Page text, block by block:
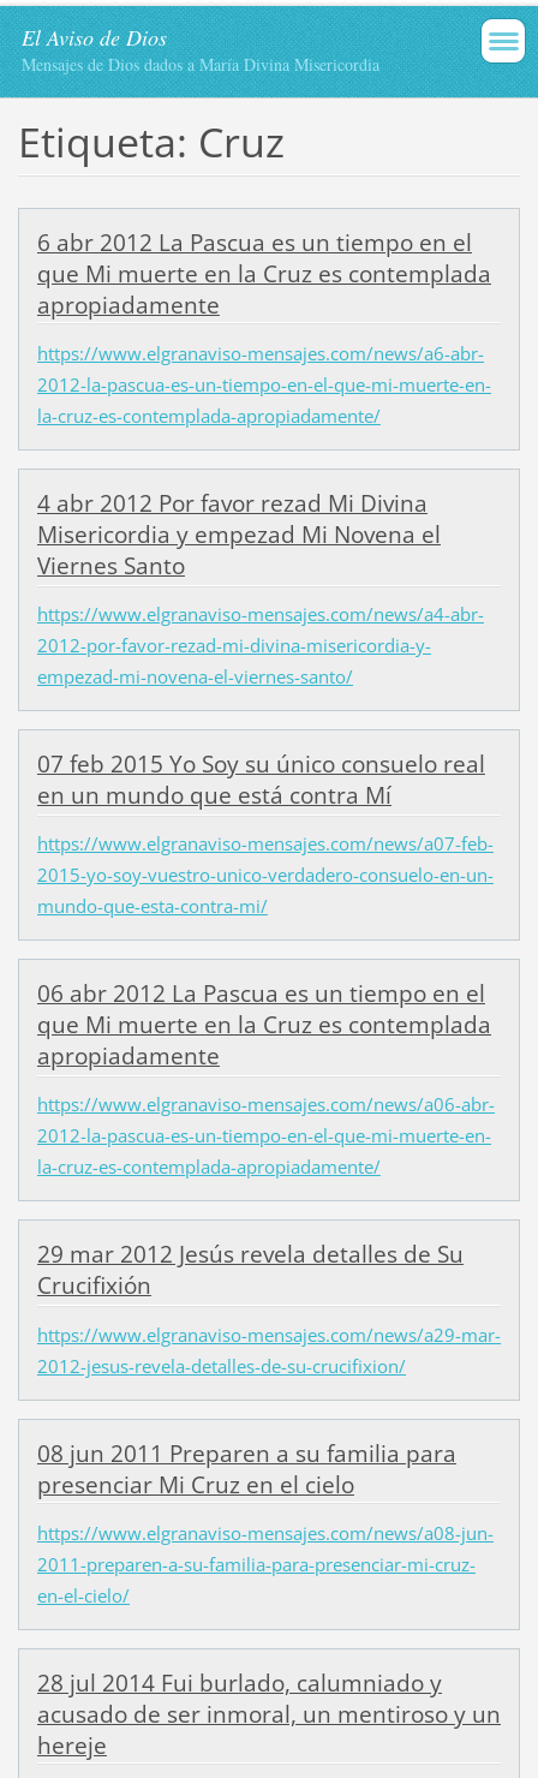
El Aviso de Dios
Mensajes de Dios dados a María Divina Misericordia
Etiqueta: Cruz
6 abr 2012 La Pascua es un tiempo en el
que Mi muerte en la Cruz es contemplada
apropiadamente
https://www.elgranaviso-mensajes.com/news/a6-abr-
2012-la-pascua-es-un-tiempo-en-el-que-mi-muerte-en-
la-cruz-es-contemplada-apropiadamente/
4 abr 2012 Por favor rezad Mi Divina
Misericordia y empezad Mi Novena el
Viernes Santo
https://www.elgranaviso-mensajes.com/news/a4-abr-
2012-por-favor-rezad-mi-divina-misericordia-y-
empezad-mi-novena-el-viernes-santo/
07 feb 2015 Yo Soy su único consuelo real
en un mundo que está contra Mí
https://www.elgranaviso-mensajes.com/news/a07-feb-
2015-yo-soy-vuestro-unico-verdadero-consuelo-en-un-
mundo-que-esta-contra-mi/
06 abr 2012 La Pascua es un tiempo en el
que Mi muerte en la Cruz es contemplada
apropiadamente
https://www.elgranaviso-mensajes.com/news/a06-abr-
2012-la-pascua-es-un-tiempo-en-el-que-mi-muerte-en-
la-cruz-es-contemplada-apropiadamente/
29 mar 2012 Jesús revela detalles de Su
Crucifixión
https://www.elgranaviso-mensajes.com/news/a29-mar-
2012-jesus-revela-detalles-de-su-crucifixion/
08 jun 2011 Preparen a su familia para
presenciar Mi Cruz en el cielo
https://www.elgranaviso-mensajes.com/news/a08-jun-
2011-preparen-a-su-familia-para-presenciar-mi-cruz-
en-el-cielo/
28 jul 2014 Fui burlado, calumniado y
acusado de ser inmoral, un mentiroso y un
hereje